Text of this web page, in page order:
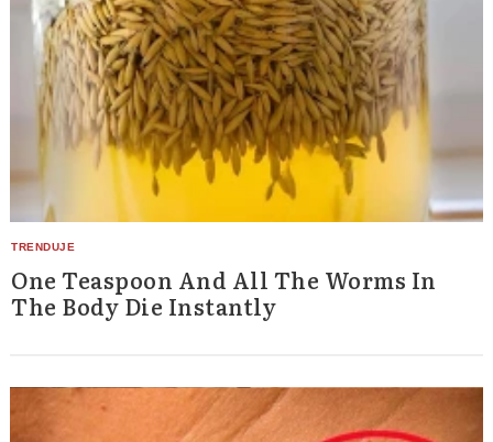
One Teaspoon And All The Worms In
The Body Die Instantly